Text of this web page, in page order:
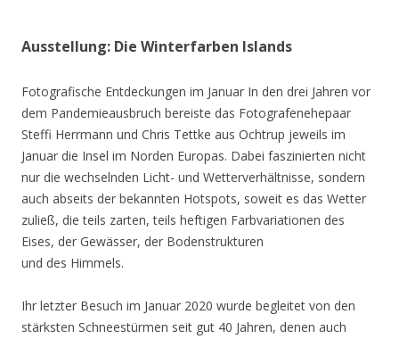
Ausstellung: Die Winterfarben Islands
Fotografische Entdeckungen im Januar In den drei Jahren vor
dem Pandemieausbruch bereiste das Fotografenehepaar
Steffi Herrmann und Chris Tettke aus Ochtrup jeweils im
Januar die Insel im Norden Europas. Dabei faszinierten nicht
nur die wechselnden Licht- und Wetterverhältnisse, sondern
auch abseits der bekannten Hotspots, soweit es das Wetter
zuließ, die teils zarten, teils heftigen Farbvariationen des
Eises, der Gewässer, der Bodenstrukturen
und des Himmels.
Ihr letzter Besuch im Januar 2020 wurde begleitet von den
stärksten Schneestürmen seit gut 40 Jahren, denen auch